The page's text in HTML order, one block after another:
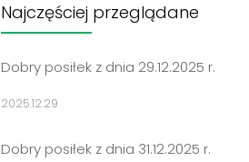
Najczęściej przeglądane
Dobry posiłek z dnia 29.12.2025 r.
2025.12.29
Dobry posiłek z dnia 31.12.2025 r.